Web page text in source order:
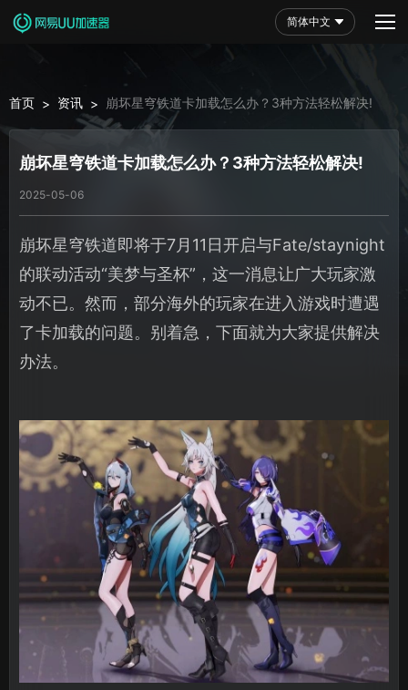
简体中文
首页 > 资讯 > 崩坏星穹铁道卡加载怎么办？3种方法轻松解决!
崩坏星穹铁道卡加载怎么办？3种方法轻松解决!
2025-05-06
崩坏星穹铁道即将于7月11日开启与Fate/staynight
的联动活动“美梦与圣杯”，这一消息让广大玩家激
动不已。然而，部分海外的玩家在进入游戏时遭遇
了卡加载的问题。别着急，下面就为大家提供解决
办法。